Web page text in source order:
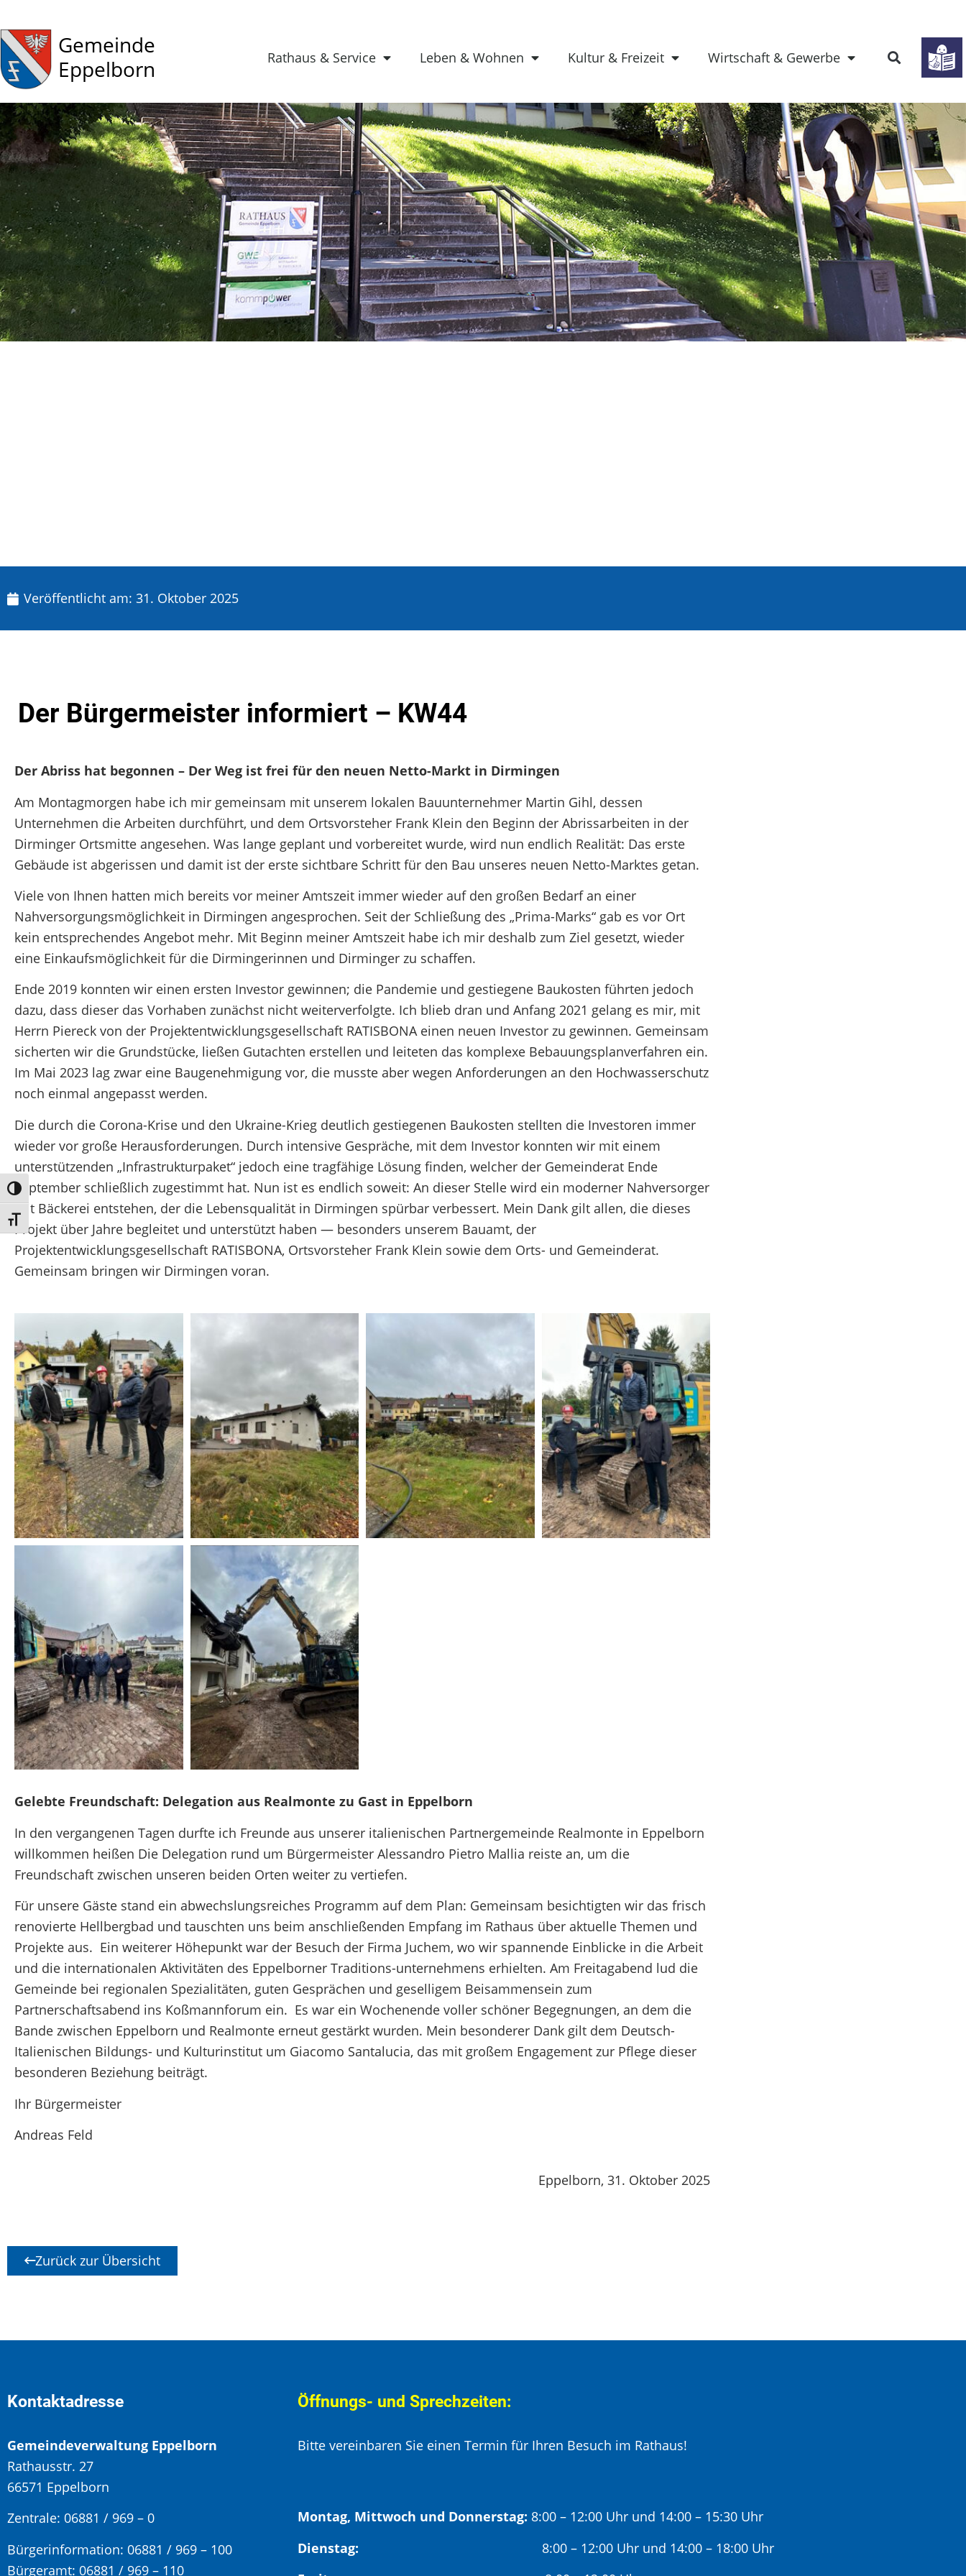
Umschalten auf hohe Kontraste
Schrift vergrößern
Gemeinde
Eppelborn
Rathaus & Service Leben & Wohnen Kultur & Freizeit Wirtschaft & Gewerbe
Veröffentlicht am: 31. Oktober 2025
Der Bürgermeister informiert – KW44
Der Abriss hat begonnen – Der Weg ist frei für den neuen Netto-Markt in Dirmingen
Am Montagmorgen habe ich mir gemeinsam mit unserem lokalen Bauunternehmer Martin Gihl, dessen
Unternehmen die Arbeiten durchführt, und dem Ortsvorsteher Frank Klein den Beginn der Abrissarbeiten in der
Dirminger Ortsmitte angesehen. Was lange geplant und vorbereitet wurde, wird nun endlich Realität: Das erste
Gebäude ist abgerissen und damit ist der erste sichtbare Schritt für den Bau unseres neuen Netto-Marktes getan.
Viele von Ihnen hatten mich bereits vor meiner Amtszeit immer wieder auf den großen Bedarf an einer
Nahversorgungsmöglichkeit in Dirmingen angesprochen. Seit der Schließung des „Prima-Marks“ gab es vor Ort
kein entsprechendes Angebot mehr. Mit Beginn meiner Amtszeit habe ich mir deshalb zum Ziel gesetzt, wieder
eine Einkaufsmöglichkeit für die Dirmingerinnen und Dirminger zu schaffen.
Ende 2019 konnten wir einen ersten Investor gewinnen; die Pandemie und gestiegene Baukosten führten jedoch
dazu, dass dieser das Vorhaben zunächst nicht weiterverfolgte. Ich blieb dran und Anfang 2021 gelang es mir, mit
Herrn Piereck von der Projektentwicklungsgesellschaft RATISBONA einen neuen Investor zu gewinnen. Gemeinsam
sicherten wir die Grundstücke, ließen Gutachten erstellen und leiteten das komplexe Bebauungsplanverfahren ein.
Im Mai 2023 lag zwar eine Baugenehmigung vor, die musste aber wegen Anforderungen an den Hochwasserschutz
noch einmal angepasst werden.
Die durch die Corona-Krise und den Ukraine-Krieg deutlich gestiegenen Baukosten stellten die Investoren immer
wieder vor große Herausforderungen. Durch intensive Gespräche, mit dem Investor konnten wir mit einem
unterstützenden „Infrastrukturpaket“ jedoch eine tragfähige Lösung finden, welcher der Gemeinderat Ende
September schließlich zugestimmt hat. Nun ist es endlich soweit: An dieser Stelle wird ein moderner Nahversorger
mit Bäckerei entstehen, der die Lebensqualität in Dirmingen spürbar verbessert. Mein Dank gilt allen, die dieses
Projekt über Jahre begleitet und unterstützt haben — besonders unserem Bauamt, der
Projektentwicklungsgesellschaft RATISBONA, Ortsvorsteher Frank Klein sowie dem Orts- und Gemeinderat.
Gemeinsam bringen wir Dirmingen voran.
Gelebte Freundschaft: Delegation aus Realmonte zu Gast in Eppelborn
In den vergangenen Tagen durfte ich Freunde aus unserer italienischen Partnergemeinde Realmonte in Eppelborn
willkommen heißen Die Delegation rund um Bürgermeister Alessandro Pietro Mallia reiste an, um die
Freundschaft zwischen unseren beiden Orten weiter zu vertiefen.
Für unsere Gäste stand ein abwechslungsreiches Programm auf dem Plan: Gemeinsam besichtigten wir das frisch
renovierte Hellbergbad und tauschten uns beim anschließenden Empfang im Rathaus über aktuelle Themen und
Projekte aus. Ein weiterer Höhepunkt war der Besuch der Firma Juchem, wo wir spannende Einblicke in die Arbeit
und die internationalen Aktivitäten des Eppelborner Traditions-unternehmens erhielten. Am Freitagabend lud die
Gemeinde bei regionalen Spezialitäten, guten Gesprächen und geselligem Beisammensein zum
Partnerschaftsabend ins Koßmannforum ein. Es war ein Wochenende voller schöner Begegnungen, an dem die
Bande zwischen Eppelborn und Realmonte erneut gestärkt wurden. Mein besonderer Dank gilt dem Deutsch-
Italienischen Bildungs- und Kulturinstitut um Giacomo Santalucia, das mit großem Engagement zur Pflege dieser
besonderen Beziehung beiträgt.
Ihr Bürgermeister
Andreas Feld
Eppelborn, 31. Oktober 2025
Zurück zur Übersicht
Kontaktadresse
Gemeindeverwaltung Eppelborn
Rathausstr. 27
66571 Eppelborn
Zentrale: 06881 / 969 – 0
Bürgerinformation: 06881 / 969 – 100
Bürgeramt: 06881 / 969 – 110
Öffnungs- und Sprechzeiten:
Bitte vereinbaren Sie einen Termin für Ihren Besuch im Rathaus!
Montag, Mittwoch und Donnerstag: 8:00 – 12:00 Uhr und 14:00 – 15:30 Uhr
Dienstag: 8:00 – 12:00 Uhr und 14:00 – 18:00 Uhr